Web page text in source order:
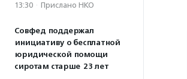
13:30 · Прислано НКО
Совфед поддержал
инициативу о бесплатной
юридической помощи
сиротам старше 23 лет